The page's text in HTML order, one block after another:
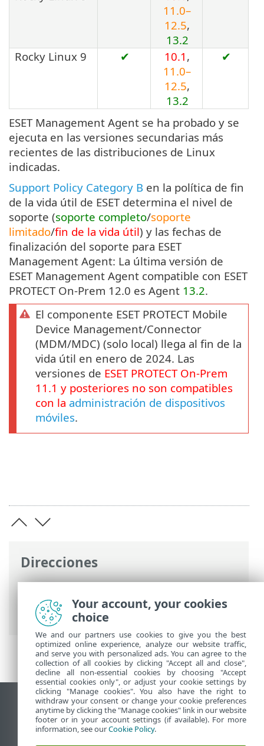
Direcciones
Ayuda en línea de ESET>ESET PROTECT
On-Prem
>Especificaciones>Sistemas
operativos compatibles
> Linux
11.0–
12.5,
13.2
Rocky Linux 9
✔ 10.1 ,
11.0–
12.5,
13.2
✔
ESET Management Agent se ha probado y se
ejecuta en las versiones secundarias más
recientes de las distribuciones de Linux
indicadas.
Support Policy Category B en la política de fin
de la vida útil de ESET determina el nivel de
soporte (soporte completo/soporte
limitado/fin de la vida útil) y las fechas de
finalización del soporte para ESET
Management Agent: La última versión de
ESET Management Agent compatible con ESET
PROTECT On-Prem 12.0 es Agent 13.2.
El componente ESET PROTECT Mobile
Device Management/Connector
(MDM/MDC) (solo local) llega al fin de la
vida útil en enero de 2024. Las
versiones de ESET PROTECT On-Prem
11.1 y posteriores no son compatibles
con la administración de dispositivos
móviles.
Ver sitio para ordenador
End of Life
Base de conocimiento de ESET
Your account, your cookies
choice
We and our partners use cookies to give you the best
optimized online experience, analyze our website traffic,
and serve you with personalized ads. You can agree to the
collection of all cookies by clicking "Accept all and close",
decline all non-essential cookies by choosing "Accept
essential cookies only", or adjust your cookie settings by
clicking "Manage cookies". You also have the right to
withdraw your consent or change your cookie preferences
anytime by clicking the "Manage cookies" link in our website
footer or in your account settings (if available). For more
information, see ourCookie Policy.